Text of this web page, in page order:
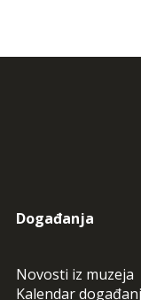
Događanja
Novosti iz muzeja
Kalendar